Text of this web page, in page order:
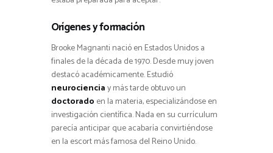
Orígenes y formación
Brooke Magnanti nació en Estados Unidos a
finales de la década de 1970. Desde muy joven
destacó académicamente. Estudió
neurocienciay más tarde obtuvo un
doctorado en la materia, especializándose en
investigación científica. Nada en su currículum
parecía anticipar que acabaría convirtiéndose
en la escort más famosa del Reino Unido.